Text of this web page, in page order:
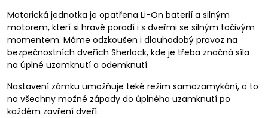
Motorická jednotka je opatřena Li-On baterií a silným
motorem, kterí si hravě poradí i s dveřmi se silným točivým
momentem. Máme odzkoušen i dlouhodobý provoz na
bezpečnostních dveřích Sherlock, kde je třeba značná síla
na úplné uzamknutí a odemknutí.
Nastavení zámku umožňuje teké režim samozamykání, a to
na všechny možné západy do úplného uzamknutí po
každém zavření dveří.